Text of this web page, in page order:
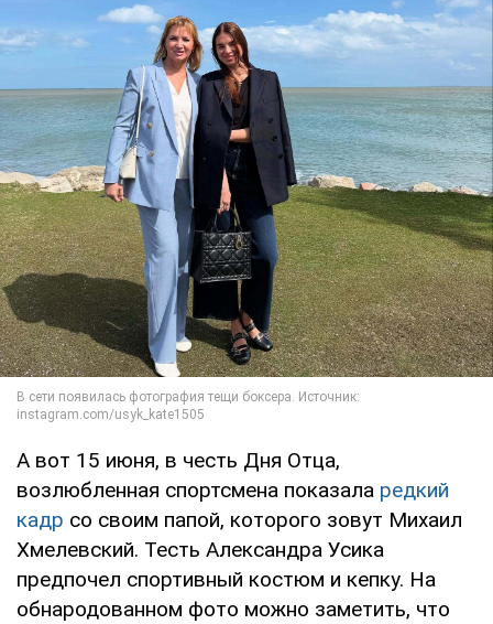
А вот 15 июня, в честь Дня Отца,
возлюбленная спортсмена показала редкий
кадр со своим папой, которого зовут Михаил
Хмелевский. Тесть Александра Усика
предпочел спортивный костюм и кепку. На
обнародованном фото можно заметить, что